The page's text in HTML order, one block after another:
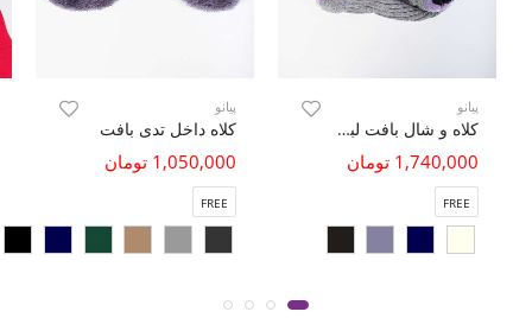
پیانو
کلاه و شال بافت لبه راه راه
1,740,000 تومان
FREE
پیانو
کلاه داخل تدی بافت
1,050,000 تومان
FREE